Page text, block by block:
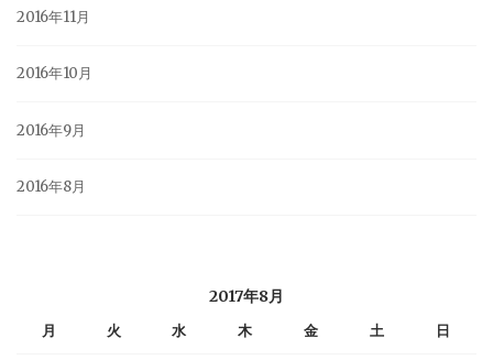
2016年11月
2016年10月
2016年9月
2016年8月
2017年8月
月 火 水 木 金 土 日